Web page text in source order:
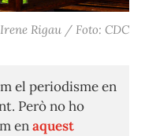
Irene Rigau / Foto: CDC
el periodisme en
Però no ho
enaquest